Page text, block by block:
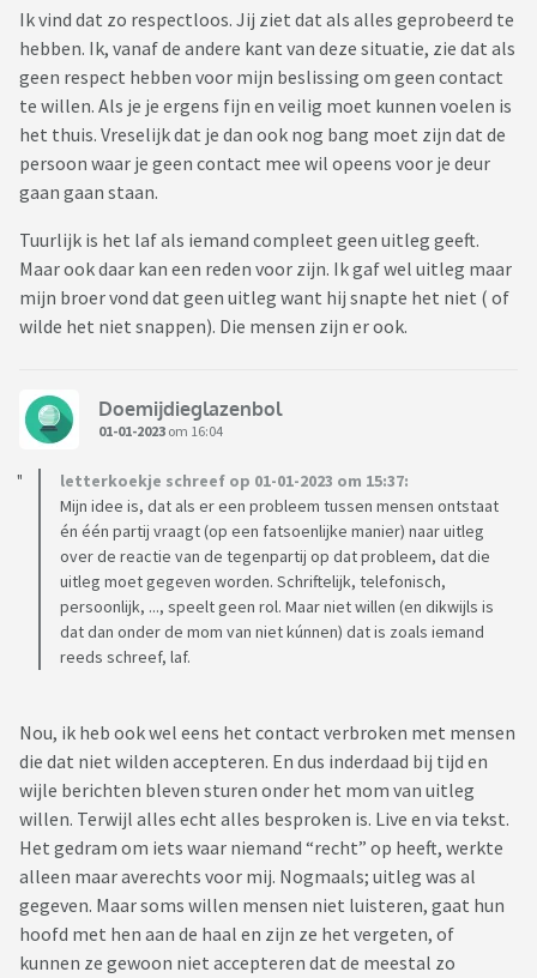
Ik vind dat zo respectloos. Jij ziet dat als alles geprobeerd te
hebben. Ik, vanaf de andere kant van deze situatie, zie dat als
geen respect hebben voor mijn beslissing om geen contact
te willen. Als je je ergens fijn en veilig moet kunnen voelen is
het thuis. Vreselijk dat je dan ook nog bang moet zijn dat de
persoon waar je geen contact mee wil opeens voor je deur
gaan gaan staan.
Tuurlijk is het laf als iemand compleet geen uitleg geeft.
Maar ook daar kan een reden voor zijn. Ik gaf wel uitleg maar
mijn broer vond dat geen uitleg want hij snapte het niet ( of
wilde het niet snappen). Die mensen zijn er ook.
Doemijdieglazenbol
01-01-2023 om 16:04
letterkoekje schreef op 01-01-2023 om 15:37:
Mijn idee is, dat als er een probleem tussen mensen ontstaat
én één partij vraagt (op een fatsoenlijke manier) naar uitleg
over de reactie van de tegenpartij op dat probleem, dat die
uitleg moet gegeven worden. Schriftelijk, telefonisch,
persoonlijk, ..., speelt geen rol. Maar niet willen (en dikwijls is
dat dan onder de mom van niet kúnnen) dat is zoals iemand
reeds schreef, laf.
Nou, ik heb ook wel eens het contact verbroken met mensen
die dat niet wilden accepteren. En dus inderdaad bij tijd en
wijle berichten bleven sturen onder het mom van uitleg
willen. Terwijl alles echt alles besproken is. Live en via tekst.
Het gedram om iets waar niemand “recht” op heeft, werkte
alleen maar averechts voor mij. Nogmaals; uitleg was al
gegeven. Maar soms willen mensen niet luisteren, gaat hun
hoofd met hen aan de haal en zijn ze het vergeten, of
kunnen ze gewoon niet accepteren dat de meestal zo